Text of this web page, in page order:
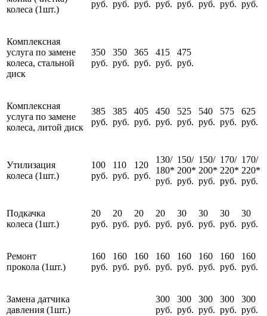
колеса (1шт.)
руб. руб. руб. руб. руб. руб. руб. руб.
Комплексная
услуга по замене
колеса, стальной
диск
350
руб.
350
руб.
365
руб.
415
руб.
475
руб.
Комплексная
услуга по замене
колеса, литой диск
385
руб.
385
руб.
405
руб.
450
руб.
525
руб.
540
руб.
575
руб.
625
руб.
Утилизация
колеса (1шт.)
100
руб.
110
руб.
120
руб.
130/
180*
руб.
150/
200*
руб.
150/
200*
руб.
170/
220*
руб.
170/
220*
руб.
Подкачка
колеса (1шт.)
20
руб.
20
руб.
20
руб.
20
руб.
30
руб.
30
руб.
30
руб.
30
руб.
Ремонт
прокола (1шт.)
160
руб.
160
руб.
160
руб.
160
руб.
160
руб.
160
руб.
160
руб.
160
руб.
Замена датчика
давления (1шт.)
300
руб.
300
руб.
300
руб.
300
руб.
300
руб.